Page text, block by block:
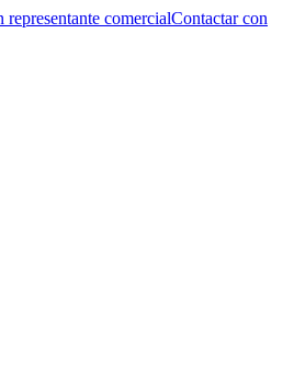
representante comercialContactar con